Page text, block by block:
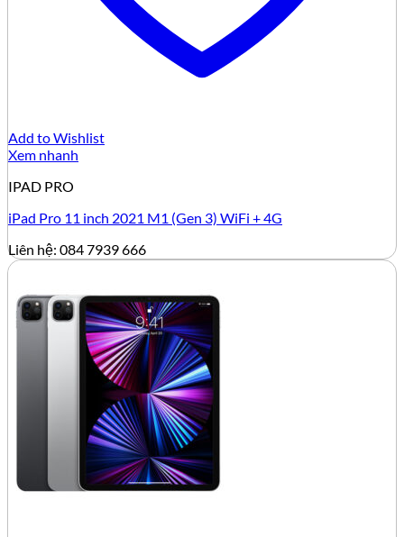
Add to Wishlist
Xem nhanh
IPAD PRO
iPad Pro 11 inch 2021 M1 (Gen 3) WiFi + 4G
Liên hệ: 084 7939 666